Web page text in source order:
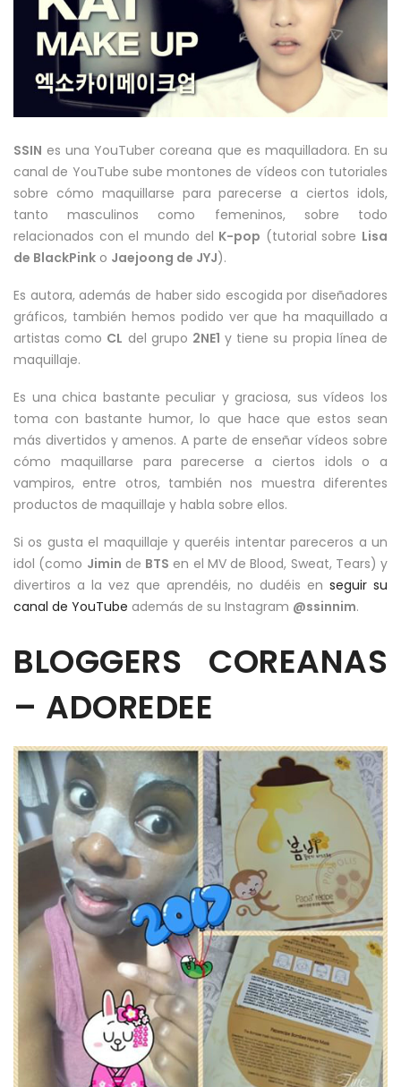
SSIN es una YouTuber coreana que es maquilladora. En su
canal de YouTube sube montones de vídeos con tutoriales
sobre cómo maquillarse para parecerse a ciertos idols,
tanto masculinos como femeninos, sobre todo
relacionados con el mundo del K-pop (tutorial sobre Lisa
de BlackPink o Jaejoong de JYJ).
Es autora, además de haber sido escogida por diseñadores
gráficos, también hemos podido ver que ha maquillado a
artistas como CL del grupo 2NE1 y tiene su propia línea de
maquillaje.
Es una chica bastante peculiar y graciosa, sus vídeos los
toma con bastante humor, lo que hace que estos sean
más divertidos y amenos. A parte de enseñar vídeos sobre
cómo maquillarse para parecerse a ciertos idols o a
vampiros, entre otros, también nos muestra diferentes
productos de maquillaje y habla sobre ellos.
Si os gusta el maquillaje y queréis intentar pareceros a un
idol (como Jimin de BTS en el MV de Blood, Sweat, Tears) y
divertiros a la vez que aprendéis, no dudéis en seguir su
canal de YouTube además de su Instagram @ssinnim.
BLOGGERS COREANAS
– ADOREDEE